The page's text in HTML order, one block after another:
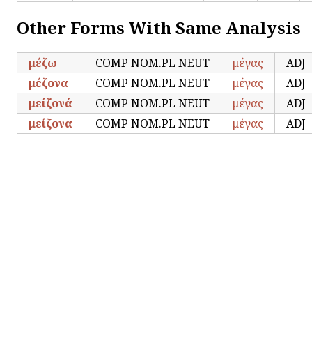
Other Forms With Same Analysis
μέζω COMP NOM.PL NEUT μέγας
ADJ
μέζονα
COMP NOM.PL NEUT μέγας
ADJ
μείζονά
COMP NOM.PL NEUT μέγας
ADJ
μείζονα
COMP NOM.PL NEUT μέγας ADJ